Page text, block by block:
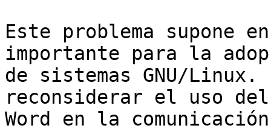
Este problema supone
importante para la
de sistemas GNU/
reconsiderar el uso
Word en la